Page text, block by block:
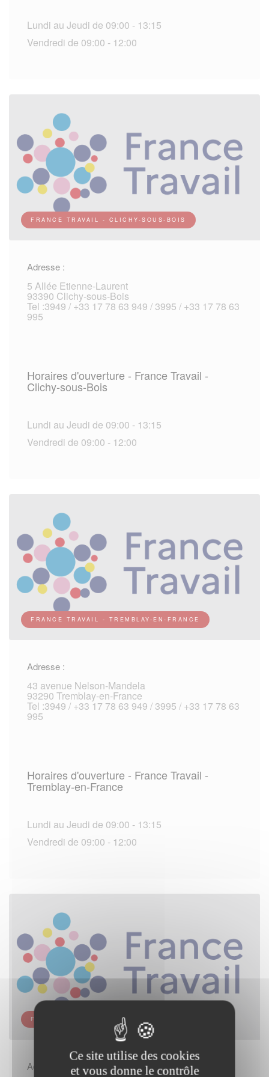
Lundi au Jeudi de 09:00 - 13:15
Vendredi de 09:00 - 12:00
FRANCE TRAVAIL - CLICHY-SOUS-BOIS
Adresse :
5 Allée Etienne-Laurent
93390 Clichy-sous-Bois
Tel :3949 / +33 17 78 63 949 / 3995 / +33 17 78 63
995
Horaires d'ouverture - France Travail -
Clichy-sous-Bois
Lundi au Jeudi de 09:00 - 13:15
Vendredi de 09:00 - 12:00
FRANCE TRAVAIL - TREMBLAY-EN-FRANCE
Adresse :
43 avenue Nelson-Mandela
93290 Tremblay-en-France
Tel :3949 / +33 17 78 63 949 / 3995 / +33 17 78 63
995
Horaires d'ouverture - France Travail -
Tremblay-en-France
Lundi au Jeudi de 09:00 - 13:15
Vendredi de 09:00 - 12:00
FRANCE TRAVAIL - DRANCY
Adresse :
Ce site utilise des cookies
et vous donne le contrôle